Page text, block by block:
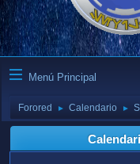
Menú Principal
Forored ► Calendario ►